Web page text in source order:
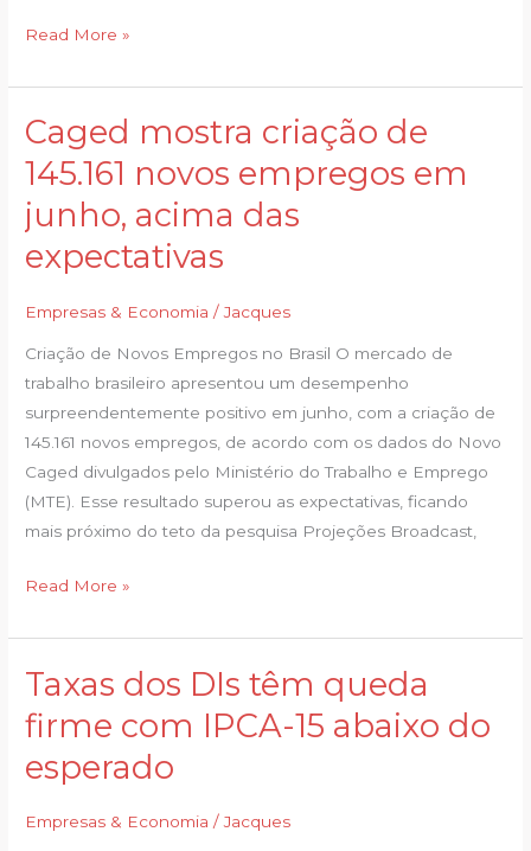
Read More »
Caged mostra criação de
145.161 novos empregos em
junho, acima das
expectativas
Empresas & Economia /Jacques
Criação de Novos Empregos no Brasil O mercado de
trabalho brasileiro apresentou um desempenho
surpreendentemente positivo em junho, com a criação de
145.161 novos empregos, de acordo com os dados do Novo
Caged divulgados pelo Ministério do Trabalho e Emprego
(MTE). Esse resultado superou as expectativas, ficando
mais próximo do teto da pesquisa Projeções Broadcast,
Caged
mostra
criação
de
novos
empregos
junho,
acima
das
expectativas
Read More »
Taxas dos DIs têm queda
firme com IPCA-15 abaixo do
esperado
Empresas & Economia /Jacques
Taxas
DIs
têm
firme